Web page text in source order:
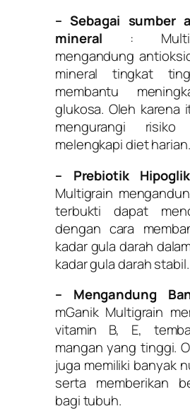
– Sebagai sumber
mineral :
mengandung
mineral tingkat
membantu
glukosa. Oleh karena
mengurangi
melengkapi diet harian.
– Prebiotik
Multigrain
terbukti dapat
dengan cara
kadar gula darah
kadar gula darah stabil.
– Mengandung
mGanik Multigrain
vitamin B, E,
mangan yang tinggi.
juga memiliki banyak
serta memberikan
bagi tubuh.